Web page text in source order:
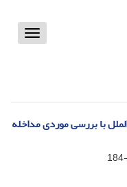
Toggle
با بررسی موردی مداخله